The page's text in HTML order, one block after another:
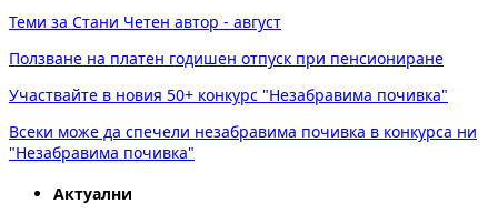
Теми за Стани Четен автор - август
Ползване на платен годишен отпуск при пенсиониране
Участвайте в новия 50+ конкурс "Незабравима почивка"
Всеки може да спечели незабравима почивка в конкурса ни
"Незабравима почивка"
Актуални